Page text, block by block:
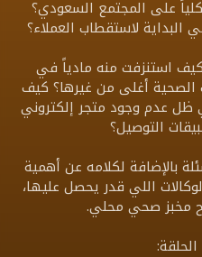
على المجتمع السعودي؟
البداية لاستقطاب العملاء؟
استنزفت منه مادياً في
الصحية أغلى من غيرها؟ كيف
ظل عدم وجود متجر إلكتروني
التوصيل؟
بالإضافة لكلامه عن أهمية
اللي قدر يحصل عليها،
مخبز صحي محلي.